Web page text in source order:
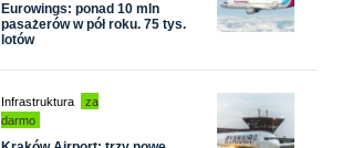
Eurowings: ponad 10 mln
pasażerów w pół roku. 75 tys.
lotów
Infrastruktura
za
darmo